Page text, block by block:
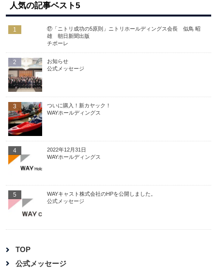
人気の記事ベスト5
1
⑰「ニトリ成功の5原則」ニトリホールディングス会長 似鳥 昭
雄 朝日新聞出版
チポーレ
2
お知らせ
公式メッセージ
3
ついに購入！新カヤック！
WAYホールディングス
4
2022年12月31日
WAYホールディングス
5
WAYキャスト株式会社のHPを公開しました。
公式メッセージ
TOP
公式メッセージ